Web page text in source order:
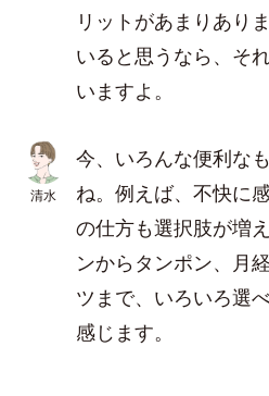
リットがあまりあり
いると思うなら、そ
いますよ。
清水
今、いろんな便利な
ね。例えば、不快に
の仕方も選択肢が増
ンからタンポン、月
ツまで、いろいろ選
感じます。